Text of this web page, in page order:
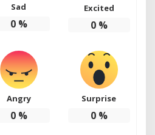
Sad
0%
Excited
0%
Angry
0%
Surprise
0%